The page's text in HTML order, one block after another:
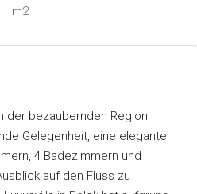
m2
der bezaubernden Region
Gelegenheit, eine elegante
4 Badezimmern und
auf den Fluss zu